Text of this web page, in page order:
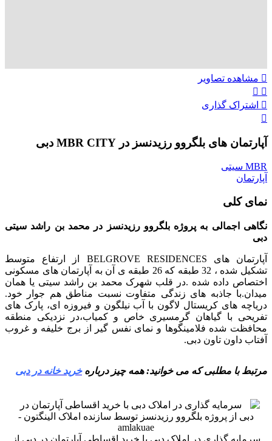
مشاهده تصاویر
اشتراک گذاری
آپارتمان های بلگروو رزیدنسز در MBR CITY دبی
MBR سیتی
آپارتمان
نمای کلی
نگاهی اجمالی به پروژه بلگروو رزیدنسز در محمد بن راشد سیتی
دبی
آپارتمان های BELGROVE RESIDENCES از ارتفاع متوسط
تشکیل شده ، 32 طبقه که 26 طبقه ی آن به آپارتمان های مسکونی
اختصاص داده شده .در قلب شهرک محمد بن راشد سیتی یا همان
میدان.با جاذبه های زندگی متفاوت نسبت مناطق هم جوار خود.
دریاچه های کریستال لاگون با آب نیلگون و فیروزه ای، پارک های
تفریحی با گیاهان گرمسیری خاص و کمیاب،در نزدیکی منطقه
محافظت شده فلامینگوها و نمای نفس گیر از برج خلیفه و غروب
آفتاب داون تاون دبی.
مرتبط با مطلبی که می خوانید: همه چیز دربارهخرید خانه در دبی
سرمایه گذاری در املاک دبی با خرید اقساطی آپارتمان در دبی از